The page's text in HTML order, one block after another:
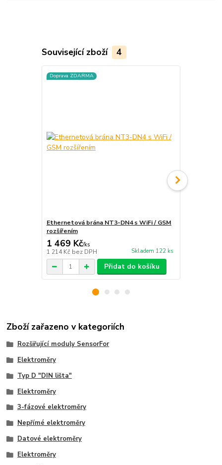
Související zboží 4
Doprava ZDARMA
Ethernetová brána NT3-DN4 s WiFi / GSM
rozšířením
1 469 Kč/ks
1 214 Kč bez DPH Skladem 122 ks
Přidat do košíku
Zboží zařazeno v kategoriích
Rozšiřující moduly SensorFor
Elektroměry
Typ D "DIN lišta"
Elektroměry
3-fázové elektroměry
Nepřímé elektroměry
Datové elektroměry
Elektroměry